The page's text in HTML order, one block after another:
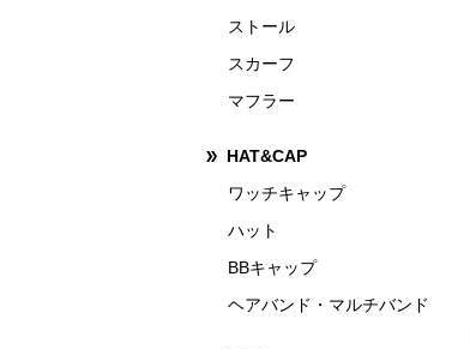
ストール
スカーフ
マフラー
HAT&CAP
ワッチキャップ
ハット
BBキャップ
ヘアバンド・マルチバンド